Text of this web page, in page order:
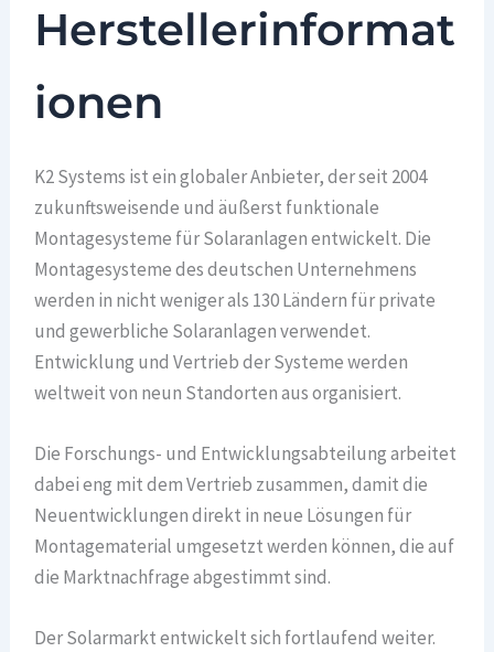
Herstellerinformat
ionen
K2 Systems ist ein globaler Anbieter, der seit 2004
zukunftsweisende und äußerst funktionale
Montagesysteme für Solaranlagen entwickelt. Die
Montagesysteme des deutschen Unternehmens
werden in nicht weniger als 130 Ländern für private
und gewerbliche Solaranlagen verwendet.
Entwicklung und Vertrieb der Systeme werden
weltweit von neun Standorten aus organisiert.
Die Forschungs- und Entwicklungsabteilung arbeitet
dabei eng mit dem Vertrieb zusammen, damit die
Neuentwicklungen direkt in neue Lösungen für
Montagematerial umgesetzt werden können, die auf
die Marktnachfrage abgestimmt sind.
Der Solarmarkt entwickelt sich fortlaufend weiter.